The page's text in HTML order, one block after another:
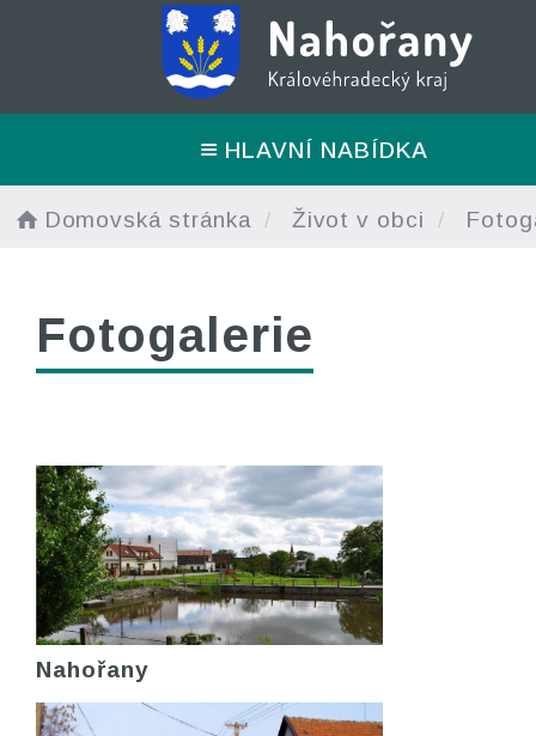
HLAVNÍ NABÍDKA
Domovská stránka Život v obci
Fotogalerie
Nahořany